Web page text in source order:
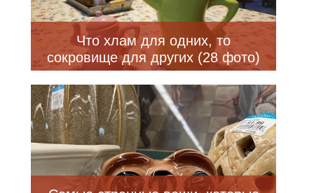
Что хлам для одних, то
сокровище для других (28 фото)